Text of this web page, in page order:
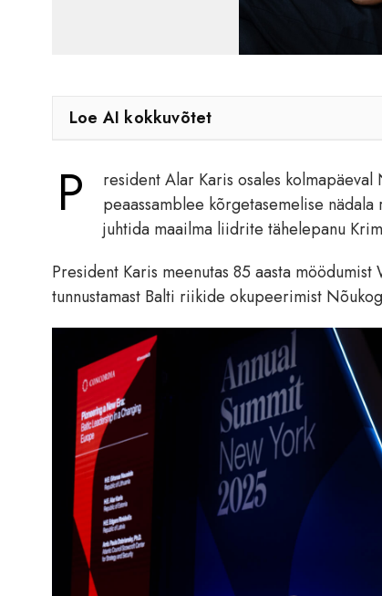
Loe AI kokkuvõtet
P
resident Alar Karis osales
peaassamblee kõrgetasemelise
juhtida maailma liidrite tähelepanu
President Karis meenutas 85 aasta
tunnustamast Balti riikide okupeerimist